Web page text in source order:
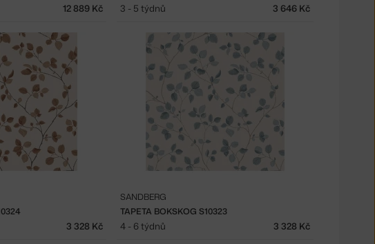
12 889 Kč 3 - 5 týdnů 3 646 Kč
3 328 Kč
TAPETA BOKSKOG S10323
SANDBERG
4 - 6 týdnů 3 328 Kč